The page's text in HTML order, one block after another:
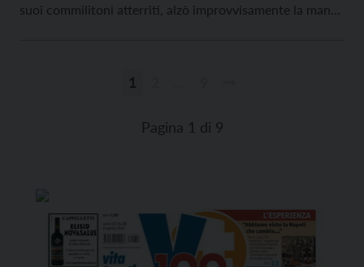
suoi commilitoni atterriti, alzò improvvisamente la mano,
articoli
1
Pagina 1 di 9